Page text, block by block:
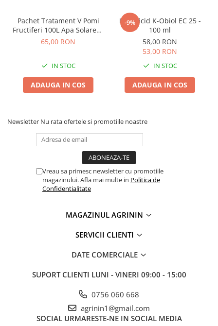
Pachet Tratament V Pomi
Fructiferi 100L Apa Solarex -
Kit Complet pentru
65,00 RON
IN STOC
ADAUGA IN COS
-9%
Insecticid K-Obiol EC 25 -
100 ml
58,00 RON
53,00 RON
IN STOC
ADAUGA IN COS
Newsletter Nu rata ofertele si promotiile noastre
Vreau sa primesc newsletter cu promotiile
magazinului. Afla mai multe in Politica de
Confidentialitate
MAGAZINUL AGRININ
SERVICII CLIENTI
DATE COMERCIALE
SUPORT CLIENTI LUNI - VINERI 09:00 - 15:00
0756 060 668
agrinin1@gmail.com
SOCIAL URMARESTE-NE IN SOCIAL MEDIA